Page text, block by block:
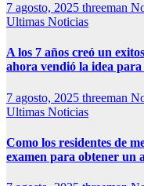
7 agosto, 2025 threeman
Ultimas Noticias
A los 7 años creó un
ahora vendió la idea
7 agosto, 2025 threeman
Ultimas Noticias
Como los residentes de
examen para obtener un